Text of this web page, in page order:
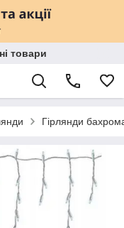
товари
Гірлянди